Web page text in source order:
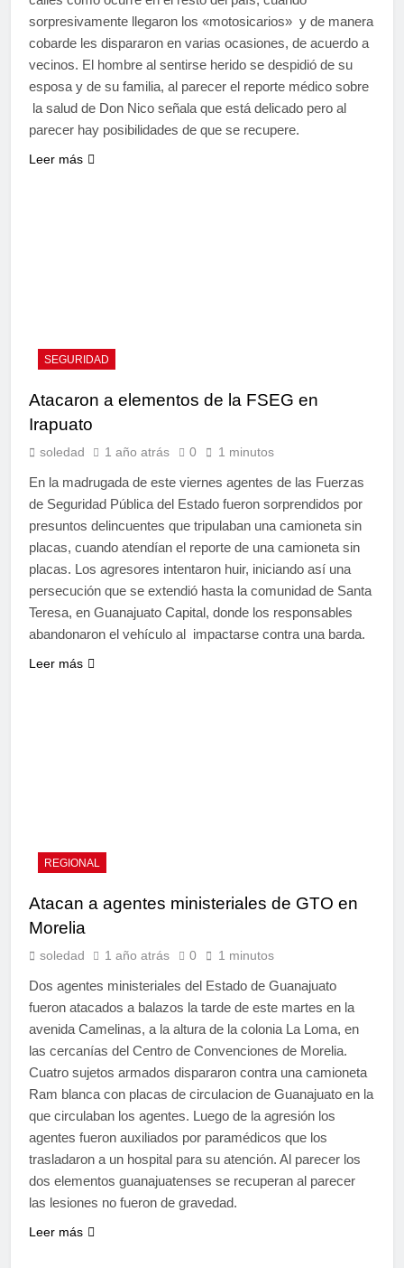
sorpresivamente llegaron los «motosicarios» y de manera
cobarde les dispararon en varias ocasiones, de acuerdo a
vecinos. El hombre al sentirse herido se despidió de su
esposa y de su familia, al parecer el reporte médico sobre
la salud de Don Nico señala que está delicado pero al
parecer hay posibilidades de que se recupere.
Leer más
SEGURIDAD
Atacaron a elementos de la FSEG en
Irapuato
soledad 1 año atrás 0 1 minutos
En la madrugada de este viernes agentes de las Fuerzas
de Seguridad Pública del Estado fueron sorprendidos por
presuntos delincuentes que tripulaban una camioneta sin
placas, cuando atendían el reporte de una camioneta sin
placas. Los agresores intentaron huir, iniciando así una
persecución que se extendió hasta la comunidad de Santa
Teresa, en Guanajuato Capital, donde los responsables
abandonaron el vehículo al impactarse contra una barda.
Leer más
REGIONAL
Atacan a agentes ministeriales de GTO en
Morelia
soledad 1 año atrás 0 1 minutos
Dos agentes ministeriales del Estado de Guanajuato
fueron atacados a balazos la tarde de este martes en la
avenida Camelinas, a la altura de la colonia La Loma, en
las cercanías del Centro de Convenciones de Morelia.
Cuatro sujetos armados dispararon contra una camioneta
Ram blanca con placas de circulacion de Guanajuato en la
que circulaban los agentes. Luego de la agresión los
agentes fueron auxiliados por paramédicos que los
trasladaron a un hospital para su atención. Al parecer los
dos elementos guanajuatenses se recuperan al parecer
las lesiones no fueron de gravedad.
Leer más